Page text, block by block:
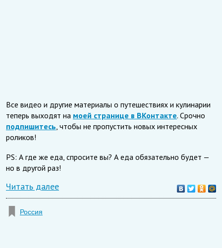
Все видео и другие материалы о путешествиях и кулинарии
теперь выходят на моей странице в ВКонтакте. Срочно
подпишитесь, чтобы не пропустить новых интересных
роликов!
PS: А где же еда, спросите вы? А еда обязательно будет —
но в другой раз!
Читать далее
Россия